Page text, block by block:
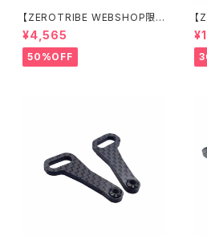
【ZEROTRIBE WEBSHOP限
定価格】BDRX-190P10R P1
0R クリアーボディ 1/10 ラリー
190mm ライトウェイト
¥4,565
50%OFF
定
ー